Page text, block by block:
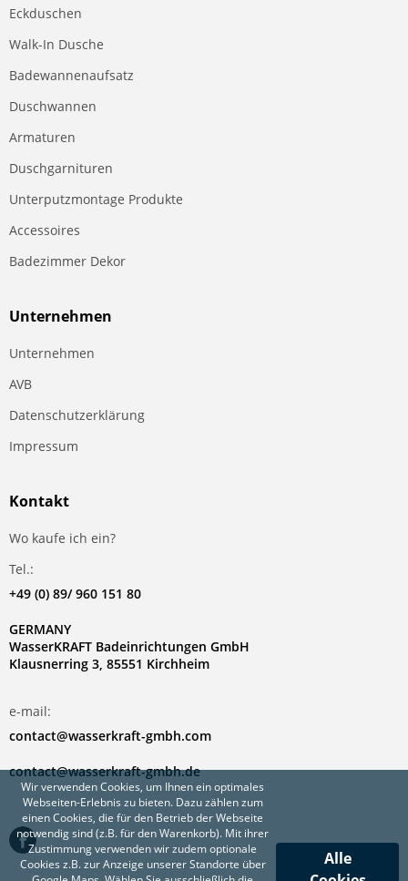
Wir verwenden Cookies, um Ihnen ein optimales
Webseiten-Erlebnis zu bieten. Dazu zählen zum
einen Cookies, die für den Betrieb der Webseite
notwendig sind (z.B. für den Warenkorb). Mit ihrer
Zustimmung verwenden wir zudem optionale
Cookies z.B. zur Anzeige unserer Standorte über
Alle
Eckduschen
Walk-In Dusche
Badewannenaufsatz
Duschwannen
Armaturen
Duschgarnituren
Unterputzmontage Produkte
Accessoires
Badezimmer Dekor
Unternehmen
Unternehmen
AVB
Datenschutzerklärung
Impressum
Kontakt
Wo kaufe ich ein?
Tel.:
+49 (0) 89/ 960 151 80
GERMANY
WasserKRAFT Badeinrichtungen GmbH
Klausnerring 3, 85551 Kirchheim
e-mail:
contact@wasserkraft-gmbh.com
contact@wasserkraft-gmbh.de